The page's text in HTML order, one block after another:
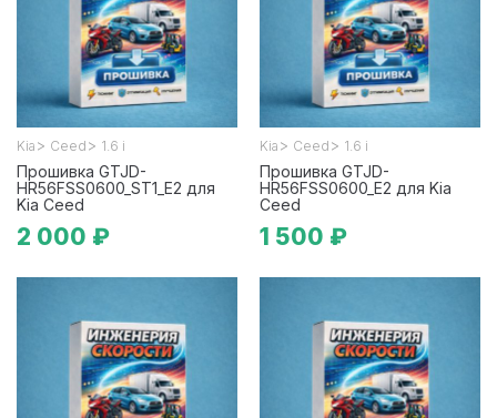
Kia > Ceed > 1.6 i
Прошивка GTJD-
HR56FSS0600_ST1_E2 для
Kia Ceed
2 000 ₽
Kia > Ceed > 1.6 i
Прошивка GTJD-
HR56FSS0600_E2 для Kia
Ceed
1 500 ₽